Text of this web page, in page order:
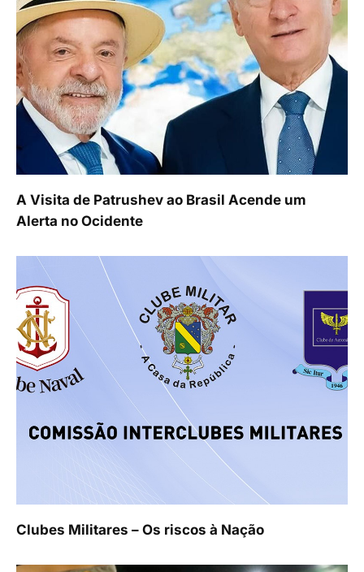
A Visita de Patrushev ao Brasil Acende um
Alerta no Ocidente
Clubes Militares – Os riscos à Nação